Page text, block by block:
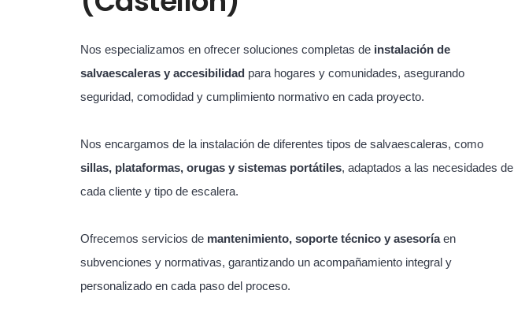
Nos especializamos en ofrecer soluciones completas de instalación de
salvaescaleras y accesibilidad para hogares y comunidades, asegurando
seguridad, comodidad y cumplimiento normativo en cada proyecto.
Nos encargamos de la instalación de diferentes tipos de salvaescaleras, como
sillas, plataformas, orugas y sistemas portátiles, adaptados a las necesidades de
cada cliente y tipo de escalera.
Ofrecemos servicios de mantenimiento, soporte técnico y asesoríaen
subvenciones y normativas, garantizando un acompañamiento integral y
personalizado en cada paso del proceso.